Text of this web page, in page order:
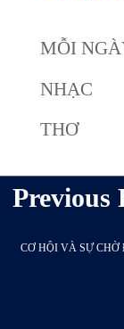
MỖI
NHẠC
THƠ
Archives
Previous
CƠ HỘI VÀ SỰ CHỜ